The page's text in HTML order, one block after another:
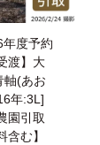
度予約
渡】大
(あお
年:3L]
園引取
む】